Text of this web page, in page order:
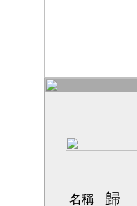
名稱 歸